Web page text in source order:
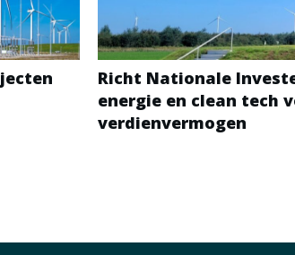
Richt Nationale
energie en clean tech
verdienvermogen